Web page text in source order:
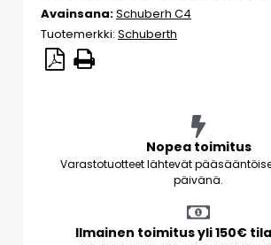
Avainsana:Schuberh C4
Tuotemerkki: Schuberth
Nopea toimitus
Varastotuotteet lähtevät
päivänä.
Ilmainen toimitus yli 150€